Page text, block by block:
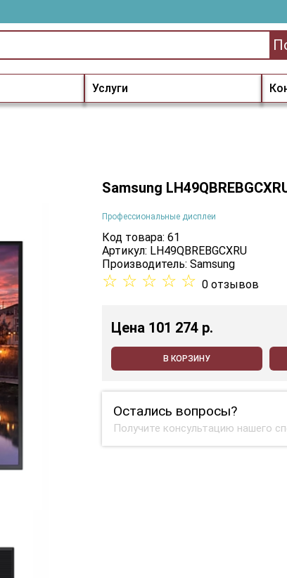
Услуги
Samsung
Профессиональные дисплеи
Код товара: 61
Артикул: LH49QBREBGCXRU
Производитель:Samsung
☆ ☆ ☆ ☆ ☆ 0 отзывов
Цена 101 274 p.
В КОРЗИНУ
Остались вопросы?
Получите консультацию нашего